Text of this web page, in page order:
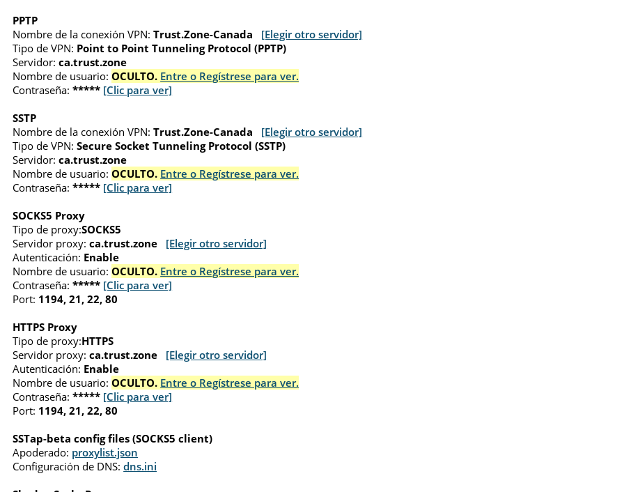
PPTP
Nombre de la conexión VPN: Trust.Zone-Canada
[Elegir otro servidor]
Tipo de VPN: Point to Point Tunneling Protocol (PPTP)
Servidor: ca.trust.zone
Nombre de usuario: OCULTO. Entre o Regístrese para ver.
Contraseña: ***** [Clic para ver]
SSTP
Nombre de la conexión VPN: Trust.Zone-Canada
[Elegir otro servidor]
Tipo de VPN: Secure Socket Tunneling Protocol (SSTP)
Servidor: ca.trust.zone
Nombre de usuario: OCULTO. Entre o Regístrese para ver.
Contraseña: ***** [Clic para ver]
SOCKS5 Proxy
Tipo de proxy:SOCKS5
Servidor proxy: ca.trust.zone
[Elegir otro servidor]
Autenticación: Enable
Nombre de usuario: OCULTO. Entre o Regístrese para ver.
Contraseña: ***** [Clic para ver]
Port: 1194, 21, 22, 80
HTTPS Proxy
Tipo de proxy:HTTPS
Servidor proxy: ca.trust.zone
[Elegir otro servidor]
Autenticación: Enable
Nombre de usuario: OCULTO. Entre o Regístrese para ver.
Contraseña: ***** [Clic para ver]
Port: 1194, 21, 22, 80
SSTap-beta config files (SOCKS5 client)
Apoderado: proxylist.json
Configuración de DNS: dns.ini